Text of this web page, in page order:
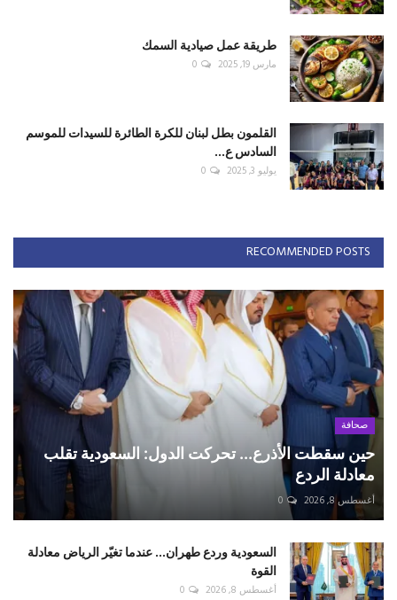
طريقة عمل صيادية السمك
مارس 19, 2025 0
القلمون بطل لبنان للكرة الطائرة للسيدات للموسم
السادس ع...
يوليو 3, 2025 0
RECOMMENDED POSTS
صحافة
حين سقطت الأذرع... تحركت الدول: السعودية تقلب
معادلة الردع
أغسطس 8, 2026 0
السعودية وردع طهران... عندما تغيّر الرياض معادلة
القوة
أغسطس 8, 2026 0